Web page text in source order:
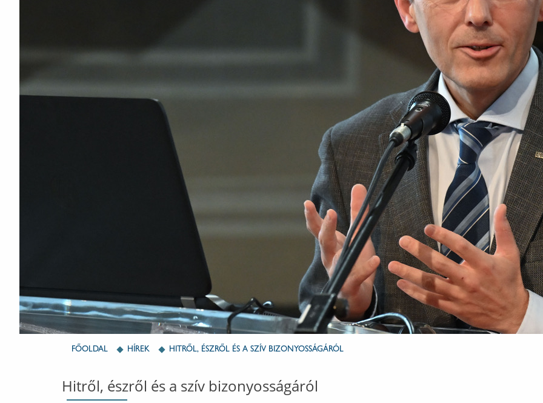
FŐOLDAL HÍREK HITRŐL, ÉSZRŐL ÉS A SZÍV BIZONYOSSÁGÁRÓL
Hitről, észről és a szív bizonyosságáról